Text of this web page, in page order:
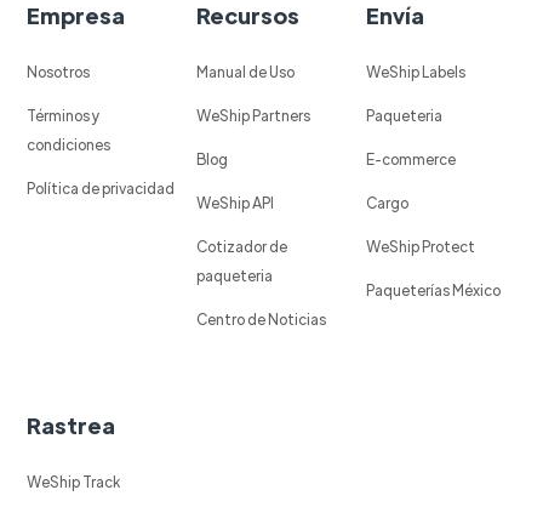
Empresa
Nosotros
Términos y
condiciones
Política de privacidad
Recursos
Manual de Uso
WeShip Partners
Blog
WeShip API
Cotizador de
paqueteria
Centro de Noticias
Envía
WeShip Labels
Paqueteria
E-commerce
Cargo
WeShip Protect
Paqueterías México
Rastrea
WeShip Track